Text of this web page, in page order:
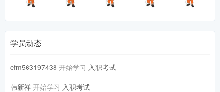
学员动态
cfm563197438 开始学习 入职考试
韩新祥 开始学习 入职考试